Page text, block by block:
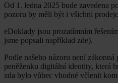
Od 1. ledna 2025 bude zavedena
pozoru by měli být i všichni
eDoklady jsou prozatímním
jsme popsali například zde).
Podle našeho názoru není
peněženku digitální identity, která
zda bylo vůbec vhodné včlenit